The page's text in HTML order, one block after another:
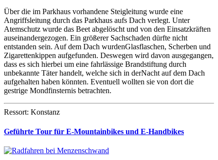
Über die im Parkhaus vorhandene Steigleitung wurde eine
Angriffsleitung durch das Parkhaus aufs Dach verlegt. Unter
Atemschutz wurde das Beet abgelöscht und von den Einsatzkräften
auseinandergezogen. Ein größerer Sachschaden dürfte nicht
entstanden sein. Auf dem Dach wurdenGlasflaschen, Scherben und
Zigarettenkippen aufgefunden. Deswegen wird davon ausgegangen,
dass es sich hierbei um eine fahrlässige Brandstiftung durch
unbekannte Täter handelt, welche sich in derNacht auf dem Dach
aufgehalten haben könnten. Eventuell wollten sie von dort die
gestrige Mondfinsternis betrachten.
Ressort: Konstanz
Geführte Tour für E-Mountainbikes und E-Handbikes